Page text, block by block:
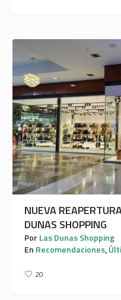
NUEVA
DUNAS SHOPPING
Por Las Dunas Shopping
En Recomendaciones,
20